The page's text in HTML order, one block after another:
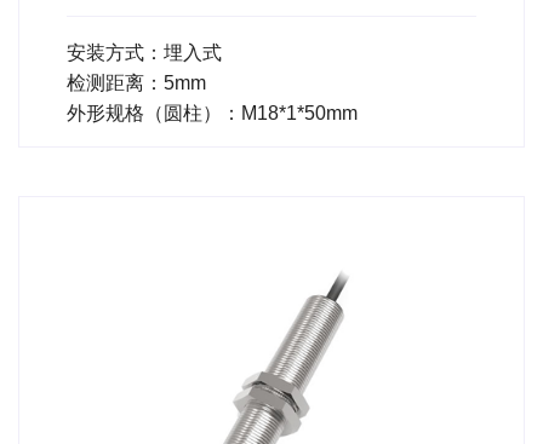
安装方式：埋入式
检测距离：5mm
外形规格（圆柱）：M18*1*50mm